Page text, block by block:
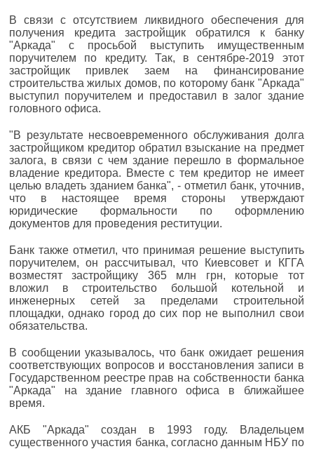
В связи с отсутствием ликвидного обеспечения для
получения кредита застройщик обратился к банку
"Аркада" с просьбой выступить имущественным
поручителем по кредиту. Так, в сентябре-2019 этот
застройщик привлек заем на финансирование
строительства жилых домов, по которому банк "Аркада"
выступил поручителем и предоставил в залог здание
головного офиса.
"В результате несвоевременного обслуживания долга
застройщиком кредитор обратил взыскание на предмет
залога, в связи с чем здание перешло в формальное
владение кредитора. Вместе с тем кредитор не имеет
целью владеть зданием банка", - отметил банк, уточнив,
что в настоящее время стороны утверждают
юридические формальности по оформлению
документов для проведения реституции.
Банк также отметил, что принимая решение выступить
поручителем, он рассчитывал, что Киевсовет и КГГА
возместят застройщику 365 млн грн, которые тот
вложил в строительство большой котельной и
инженерных сетей за пределами строительной
площадки, однако город до сих пор не выполнил свои
обязательства.
В сообщении указывалось, что банк ожидает решения
соответствующих вопросов и восстановления записи в
Государственном реестре прав на собственности банка
"Аркада" на здание главного офиса в ближайшее
время.
АКБ "Аркада" создан в 1993 году. Владельцем
существенного участия банка, согласно данным НБУ по